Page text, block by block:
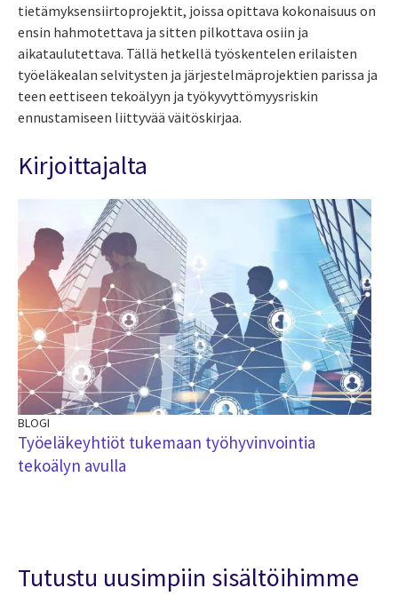
tietämyksensiirtoprojektit, joissa opittava kokonaisuus on
ensin hahmotettava ja sitten pilkottava osiin ja
aikataulutettava. Tällä hetkellä työskentelen erilaisten
työeläkealan selvitysten ja järjestelmäprojektien parissa ja
teen eettiseen tekoälyyn ja työkyvyttömyysriskin
ennustamiseen liittyvää väitöskirjaa.
Kirjoittajalta
BLOGI
Työeläkeyhtiöt tukemaan työhyvinvointia
tekoälyn avulla
Tutustu uusimpiin sisältöihimme